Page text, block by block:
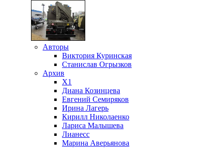
Авторы
Виктория Куринская
Станислав Огрызков
Архив
X1
Диана Козинцева
Евгений Семиряков
Ирина Лагерь
Кирилл Николаенко
Лариса Малышева
Лианесс
Марина Аверьянова